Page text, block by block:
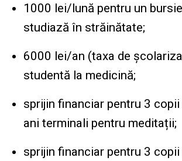
1000 lei/lună pentru un
studiază în străinătate;
6000 lei/an (taxa de
studentă la medicină;
sprijin financiar pentru 3
ani terminali pentru meditații;
sprijin financiar pentru 3 copii